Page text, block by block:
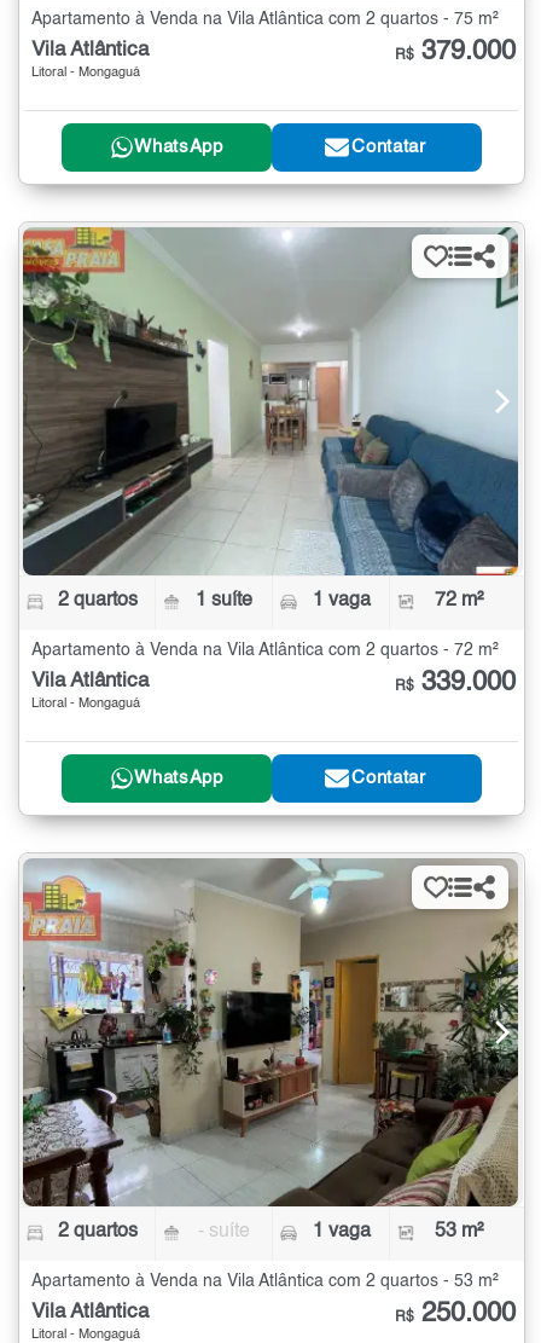
Apartamento à Venda na Vila Atlântica com 2 quartos - 75 m²
Vila Atlântica
Litoral - Mongaguá
R$ 379.000
WhatsApp Contatar
2 quartos 1 suíte 1 vaga 72 m²
Apartamento à Venda na Vila Atlântica com 2 quartos - 72 m²
Vila Atlântica
Litoral - Mongaguá
R$ 339.000
WhatsApp Contatar
2 quartos - suíte 1 vaga 53 m²
Apartamento à Venda na Vila Atlântica com 2 quartos - 53 m²
Vila Atlântica
Litoral - Mongaguá
R$ 250.000